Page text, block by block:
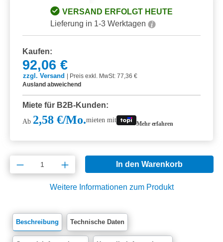
VERSAND ERFOLGT HEUTE
Lieferung in 1-3 Werktagen
Kaufen:
92,06 €
zzgl. Versand
Preis exkl. MwSt: 77,36 €
Ausland abweichend
Miete für B2B-Kunden:
Ab 2,58 €/Mo.mieten mit Mehr erfahren
Produkt Anzahl: Gib den gewünschten
In den Warenkorb
Weitere Informationen zum Produkt
Beschreibung Technische Daten